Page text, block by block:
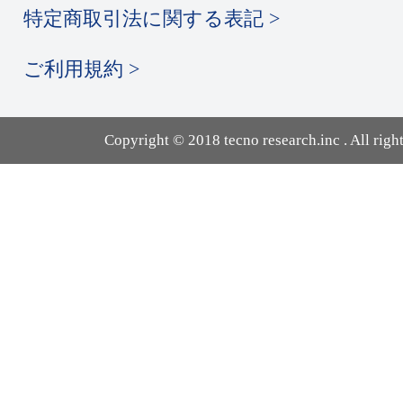
特定商取引法に関する表記 >
ご利用規約 >
Copyright © 2018 tecno research.inc . All